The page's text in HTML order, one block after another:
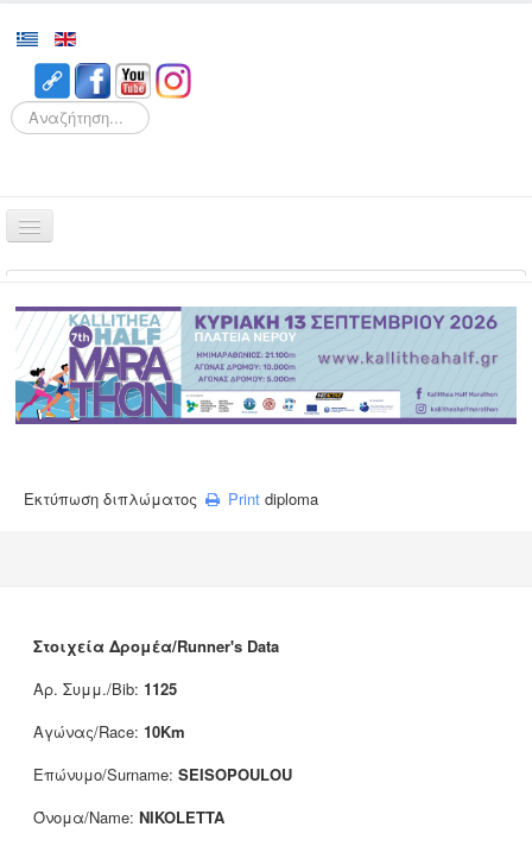
Search
Αγώνες
Διοργάνωση
Εθελοντισμός
Αποτελέσματα
Εκτύπωση διπλώματος Print diploma
Στοιχεία Δρομέα/Runner's Data
Αρ. Συμμ./Bib: 1125
Αγώνας/Race: 10Km
Επώνυμο/Surname: SEISOPOULOU
Όνομα/Name: NIKOLETTA